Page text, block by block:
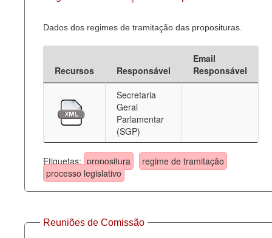
Dados dos regimes de tramitação das proposituras.
Recursos Responsável
Email
Responsável
Secretaria
Geral
Parlamentar
(SGP)
Etiquetas: propositura
regime de tramitação
processo legislativo
Reuniões de Comissão